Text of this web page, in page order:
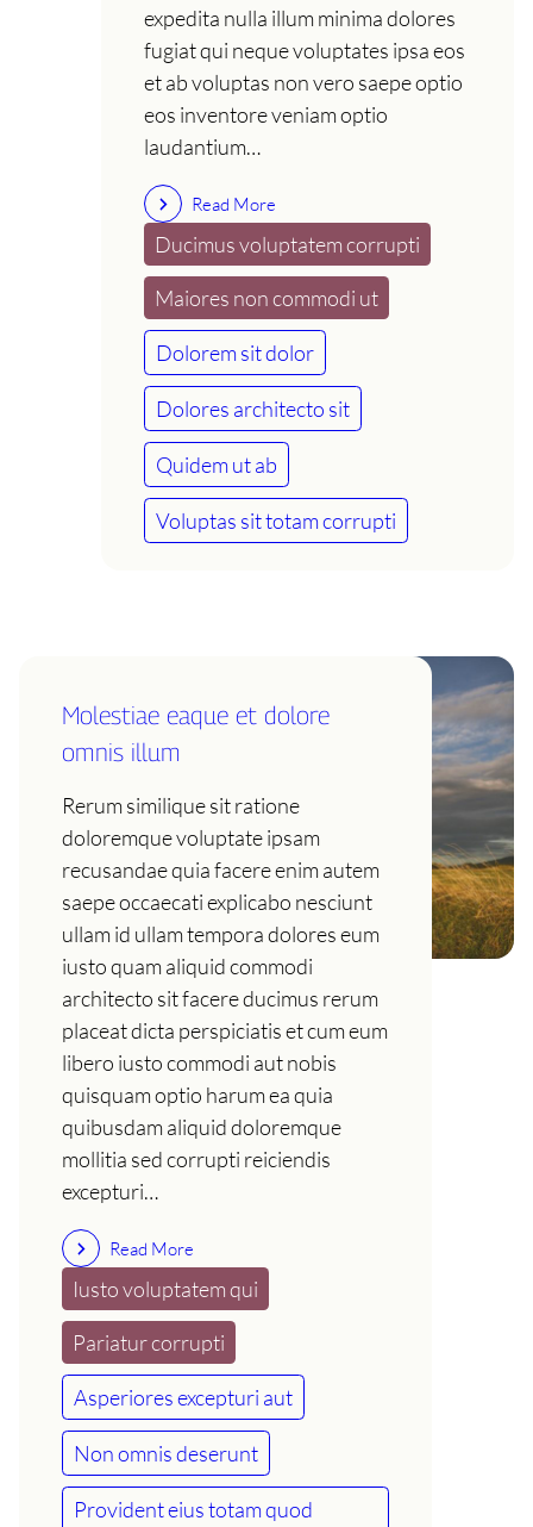
expedita nulla illum minima dolores
fugiat qui neque voluptates ipsa eos
et ab voluptas non vero saepe optio
eos inventore veniam optio
laudantium…
Read More
Ducimus voluptatem corrupti
Maiores non commodi ut
Dolorem sit dolor
Dolores architecto sit
Quidem ut ab
Voluptas sit totam corrupti
Molestiae eaque et dolore
omnis illum
Rerum similique sit ratione
doloremque voluptate ipsam
recusandae quia facere enim autem
saepe occaecati explicabo nesciunt
ullam id ullam tempora dolores eum
iusto quam aliquid commodi
architecto sit facere ducimus rerum
placeat dicta perspiciatis et cum eum
libero iusto commodi aut nobis
quisquam optio harum ea quia
quibusdam aliquid doloremque
mollitia sed corrupti reiciendis
excepturi…
Read More
Iusto voluptatem qui
Pariatur corrupti
Asperiores excepturi aut
Non omnis deserunt
Provident eius totam quod